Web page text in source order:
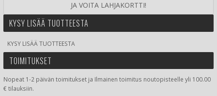
JA VOITA LAHJAKORTTI!
KYSY LISÄÄ TUOTTEESTA
KYSY LISÄÄ TUOTTEESTA
TOIMITUKSET
Nopeat 1-2 päivän toimitukset ja Ilmainen toimitus noutopisteelle yli 100.00
€ tilauksiin.